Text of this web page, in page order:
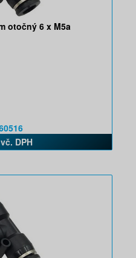
otočný 6 x M5a
DPH